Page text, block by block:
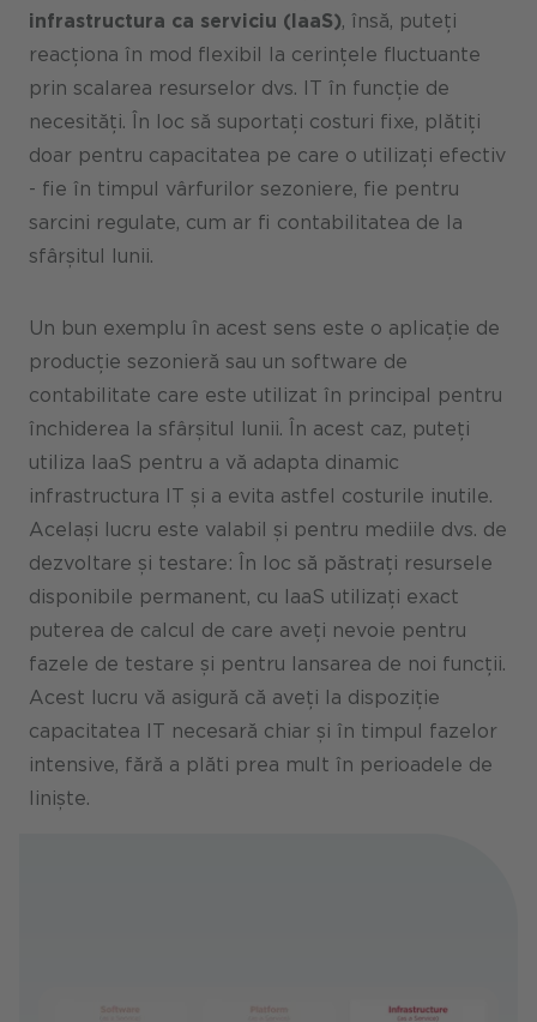
infrastructura ca serviciu (IaaS), însă, puteți
reacționa în mod flexibil la cerințele fluctuante
prin scalarea resurselor dvs. IT în funcție de
necesități. În loc să suportați costuri fixe, plătiți
doar pentru capacitatea pe care o utilizați efectiv
- fie în timpul vârfurilor sezoniere, fie pentru
sarcini regulate, cum ar fi contabilitatea de la
sfârșitul lunii.
Un bun exemplu în acest sens este o aplicație de
producție sezonieră sau un software de
contabilitate care este utilizat în principal pentru
închiderea la sfârșitul lunii. În acest caz, puteți
utiliza IaaS pentru a vă adapta dinamic
infrastructura IT și a evita astfel costurile inutile.
Același lucru este valabil și pentru mediile dvs. de
dezvoltare și testare: În loc să păstrați resursele
disponibile permanent, cu IaaS utilizați exact
puterea de calcul de care aveți nevoie pentru
fazele de testare și pentru lansarea de noi funcții.
Acest lucru vă asigură că aveți la dispoziție
capacitatea IT necesară chiar și în timpul fazelor
intensive, fără a plăti prea mult în perioadele de
liniște.